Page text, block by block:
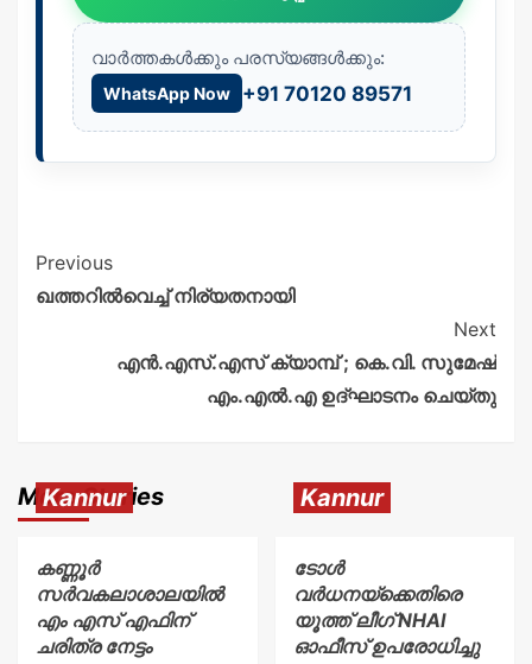
വാർത്തകൾക്കും പരസ്യങ്ങൾക്കും:
WhatsApp Now +91 70120 89571
Previous
ഖത്തറിൽവെച്ച് നിര്യതനായി
Next
എൻ.എസ്.എസ് ക്യാമ്പ് ; കെ.വി. സുമേഷ്
എം.എൽ.എ ഉദ്ഘാടനം ചെയ്തു
More Stories
Kannur
കണ്ണൂർ
സർവകലാശാലയിൽ
എം എസ് എഫിന്
ചരിത്ര നേട്ടം
Kannur
ടോള്‍
വര്‍ധനയ്ക്കെതിരെ
യൂത്ത് ലീഗ് NHAI
ഓഫീസ് ഉപരോധിച്ചു